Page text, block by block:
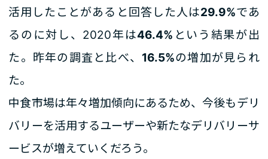
活用したことがあると回答した人は29.9%であ
るのに対し、2020年は46.4% という結果が出
た。昨年の調査と比べ、 16.5%の増加が見られ
た。
中食市場は年々増加傾向にあるため、今後もデリ
バリーを活用するユーザーや新たなデリバリーサ
ービスが増えていくだろう。